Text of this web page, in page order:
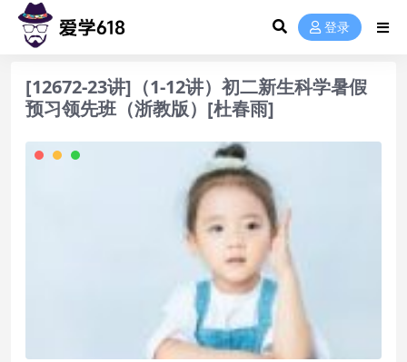
登录
[12672-23讲]（1-12讲）初二新生科学暑假
预习领先班（浙教版）[杜春雨]